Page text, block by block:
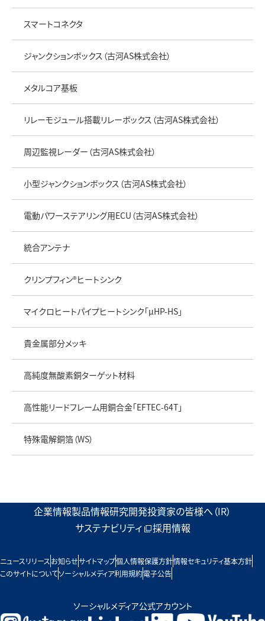
スマートコネクタ
ジャンクションボックス（古河AS株式会社）
メタルコア基板
リレーモジュール搭載リレーボックス（古河AS株式会社）
周辺監視レーダー（古河AS株式会社）
小型ジャンクションボックス（古河AS株式会社）
電動パワーステアリング用ECU（古河AS株式会社）
統合アンテナ
クリンプフィン®ヒートシンク
マイクロヒートパイプヒートシンク「μHP-HS」
貴金属部分メッキ
高純度無酸素銅ターゲット材料
高性能リードフレーム用銅合金「EFTEC-64T」
特殊電解銅箔（WS）
企業情報製品情報研究開発投資家の皆様へ（IR）
サステナビリティ
採用情報
ニュースリリース お知らせサイトマップ個人情報保護方針情報セキュリティ基本方針
このサイトについてソーシャルメディア利用規約電子公告
ソーシャルメディア公式アカウント